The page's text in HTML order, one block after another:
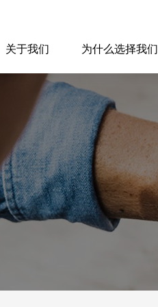
关于我们 为什么选择我们